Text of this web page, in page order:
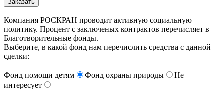
Компания РОСКРАН проводит активную социальную
политику. Процент с заключеных контрактов перечисляет в
Благотворительные фонды.
Выберите, в какой фонд нам перечислить средства с данной
сделки:
Фонд помощи детям Фонд охраны природы
Не
интересует